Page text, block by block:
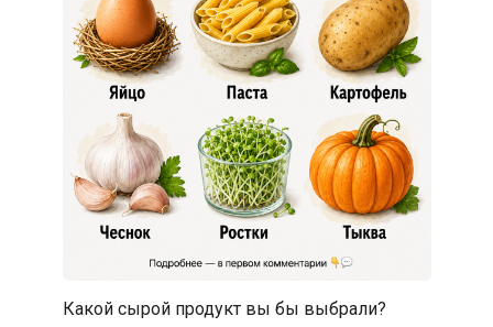
Какой сырой продукт вы бы выбрали?